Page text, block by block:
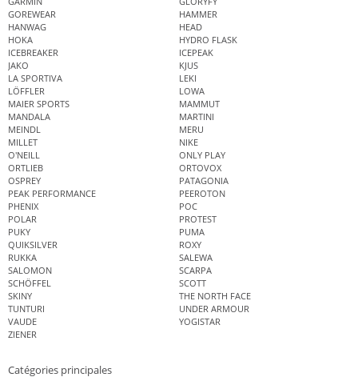
GOREWEAR
HAMMER
HANWAG
HEAD
HOKA
HYDRO FLASK
ICEBREAKER
ICEPEAK
JAKO
KJUS
LA SPORTIVA
LEKI
LÖFFLER
LOWA
MAIER SPORTS
MAMMUT
MANDALA
MARTINI
MEINDL
MERU
MILLET
NIKE
O'NEILL
ONLY PLAY
ORTLIEB
ORTOVOX
OSPREY
PATAGONIA
PEAK PERFORMANCE
PEEROTON
PHENIX
POC
POLAR
PROTEST
PUKY
PUMA
QUIKSILVER
ROXY
RUKKA
SALEWA
SALOMON
SCARPA
SCHÖFFEL
SCOTT
SKINY
THE NORTH FACE
TUNTURI
UNDER ARMOUR
VAUDE
YOGISTAR
ZIENER
Catégories principales